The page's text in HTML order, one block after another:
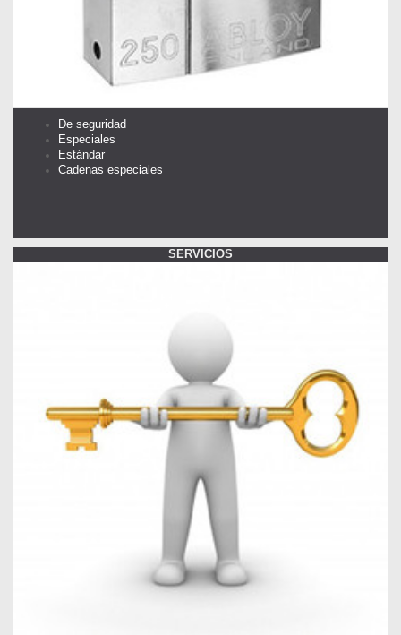
De seguridad
Especiales
Estándar
Cadenas especiales
SERVICIOS